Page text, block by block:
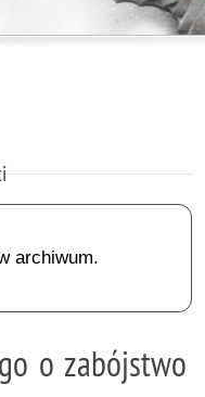
archiwum.
o zabójstwo